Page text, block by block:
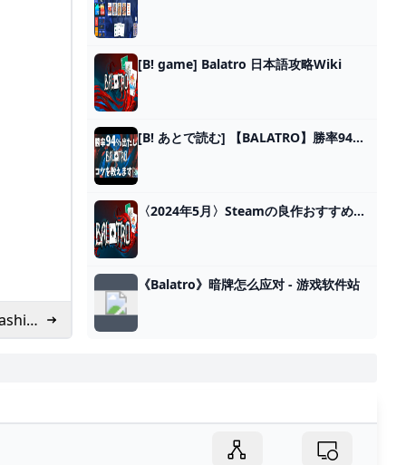
[B! game] Balatro 日本語攻略Wiki
[B! あとで読む] 【BALATRO】勝率94%出たし攻略のコツを語ります【見るだけで上手くなる！】#balatro
〈2024年5月〉Steamの良作おすすめ86選 人気作からインディーズまで - Moovoo(ムーブー)
《Balatro》暗牌怎么应对 - 游戏软件站